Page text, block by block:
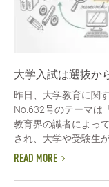
大学入試は選抜か
昨日、大学教育に関
No.632号のテーマは
教育界の識者によっ
され、大学や受験生が
READ MORE